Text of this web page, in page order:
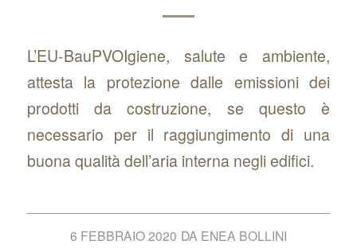
L’EU-BauPVOIgiene, salute e ambiente,
attesta la protezione dalle emissioni dei
prodotti da costruzione, se questo è
necessario per il raggiungimento di una
buona qualità dell’aria interna negli edifici.
6 FEBBRAIO 2020 DA ENEA BOLLINI